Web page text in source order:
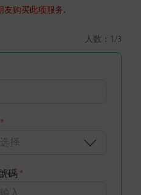
友购买此项服务.
人数： 1 /3
*
选择
碼 *